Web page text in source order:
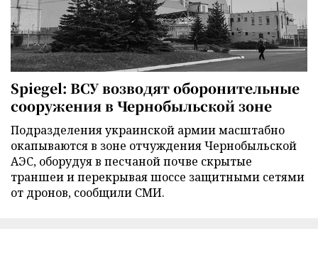
Spiegel: ВСУ возводят оборонительные
сооружения в Чернобыльской зоне
Подразделения украинской армии масштабно
окапываются в зоне отчуждения Чернобыльской
АЭС, оборудуя в песчаной почве скрытые
траншеи и перекрывая шоссе защитными сетями
от дронов, сообщили СМИ.